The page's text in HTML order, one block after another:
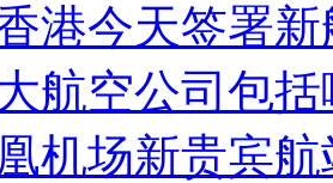
港今天签署
航空公司包
机场新贵宾